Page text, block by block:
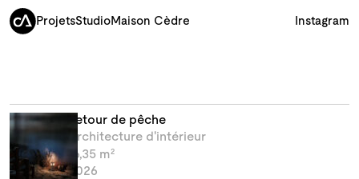
ProjetsStudioMaison Cèdre Instagram
Retour de pêche
Architecture d'intérieur
16,35 m²
2026